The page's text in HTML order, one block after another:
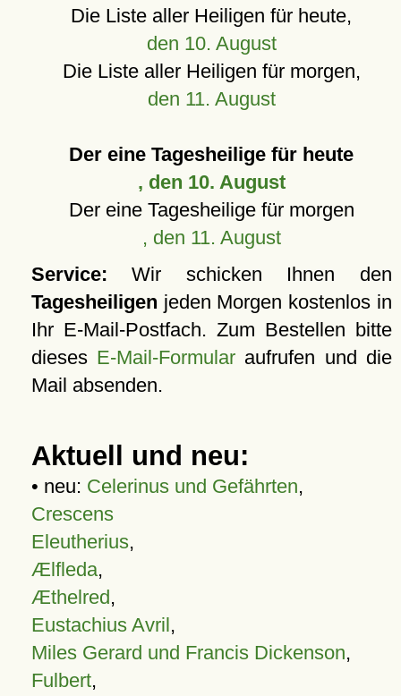
Die Liste aller Heiligen für heute,
den 10. August
Die Liste aller Heiligen für morgen,
den 11. August
Der eine Tagesheilige für heute
, den 10. August
Der eine Tagesheilige für morgen
, den 11. August
Service: Wir schicken Ihnen den
Tagesheiligen jeden Morgen kostenlos in
Ihr E-Mail-Postfach. Zum Bestellen bitte
dieses E-Mail-Formular aufrufen und die
Mail absenden.
Aktuell und neu:
• neu: Celerinus und Gefährten,
Crescens
Eleutherius,
Ælfleda,
Æthelred,
Eustachius Avril,
Miles Gerard und Francis Dickenson,
Fulbert,